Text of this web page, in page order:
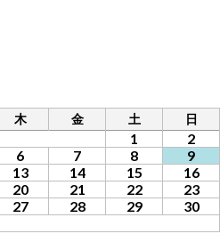
木 金 土 日
1
2
6 7 8
9
13 14 15
16
20 21 22
23
27 28 29
30